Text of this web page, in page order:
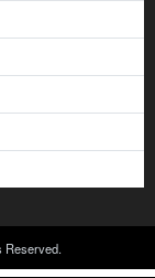
Reserved.